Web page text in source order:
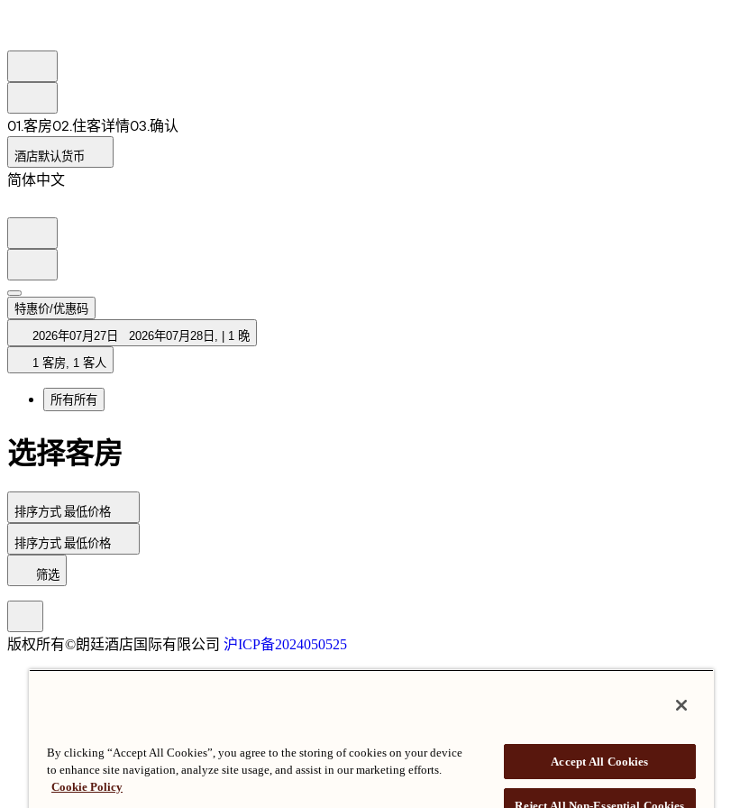
01.客房02.住客详情03.确认
酒店默认货币
简体中文
特惠价/优惠码
2026年07月27日
2026年07月28日 ,
1 晚
1 客房, 1 客人
所有所有
选择客房
排序方式最低价格
排序方式最低价格
筛选
版权所有©朗廷酒店国际有限公司 沪ICP备2024050525
By clicking “Accept All Cookies”, you agree to the storing of cookies on your device
to enhance site navigation, analyze site usage, and assist in our marketing efforts.
Cookie Policy
Accept All Cookies